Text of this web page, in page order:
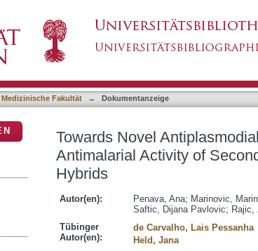
Agents-Design,
Chloroquine Hybrids
Medizinische Fakultät → Dokumentanzeige
Towards Novel
Antimalarial Activity of
Hybrids
Autor(en): Penava, Ana; Marinovic,
Saftic, Dijana Pavlovic; Rajic,
Tübinger
Autor(en):
de Carvalho, Lais Pessanha
Held, Jana